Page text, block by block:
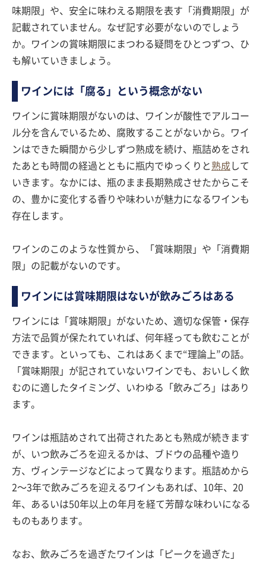
味期限」や、安全に味わえる期限を表す「消費期限」が
記載されていません。なぜ記す必要がないのでしょう
か。ワインの賞味期限にまつわる疑問をひとつずつ、ひ
も解いていきましょう。
ワインには「腐る」という概念がない
ワインに賞味期限がないのは、ワインが酸性でアルコー
ル分を含んでいるため、腐敗することがないから。ワイ
ンはできた瞬間から少しずつ熟成を続け、瓶詰めをされ
たあとも時間の経過とともに瓶内でゆっくりと 熟成して
いきます。なかには、瓶のまま長期熟成させたからこそ
の、豊かに変化する香りや味わいが魅力になるワインも
存在します。
ワインのこのような性質から、「賞味期限」や「消費期
限」の記載がないのです。
ワインには賞味期限はないが飲みごろはある
ワインには「賞味期限」がないため、適切な保管・保存
方法で品質が保たれていれば、何年経っても飲むことが
できます。といっても、これはあくまで“理論上”の話。
「賞味期限」が記されていないワインでも、おいしく飲
むのに適したタイミング、いわゆる「飲みごろ」はあり
ます。
ワインは瓶詰めされて出荷されたあとも熟成が続きます
が、いつ飲みごろを迎えるかは、ブドウの品種や造り
方、ヴィンテージなどによって異なります。瓶詰めから
2〜3年で飲みごろを迎えるワインもあれば、10年、20
年、あるいは50年以上の年月を経て芳醇な味わいになる
ものもあります。
なお、飲みごろを過ぎたワインは「ピークを過ぎた」